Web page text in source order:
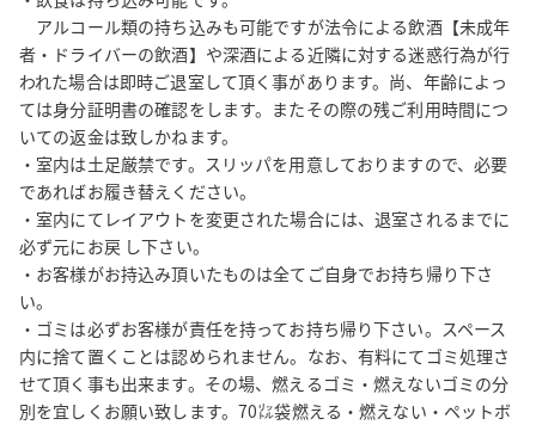
アルコール類の持ち込みも可能ですが法令による飲酒【未成年
者・ドライバーの飲酒】や深酒による近隣に対する迷惑行為が行
われた場合は即時ご退室して頂く事があります。尚、年齢によっ
ては身分証明書の確認をします。またその際の残ご利用時間につ
いての返金は致しかねます。
・室内は土足厳禁です。スリッパを用意しておりますので、必要
であればお履き替えください。
・室内にてレイアウトを変更された場合には、退室されるまでに
必ず元にお戻 し下さい。
・お客様がお持込み頂いたものは全てご自身でお持ち帰り下さ
い。
・ゴミは必ずお客様が責任を持ってお持ち帰り下さい。スペース
内に捨て置くことは認められません。なお、有料にてゴミ処理さ
せて頂く事も出来ます。その場、燃えるゴミ・燃えないゴミの分
別を宜しくお願い致します。70㍑袋燃える・燃えない・ペットボ